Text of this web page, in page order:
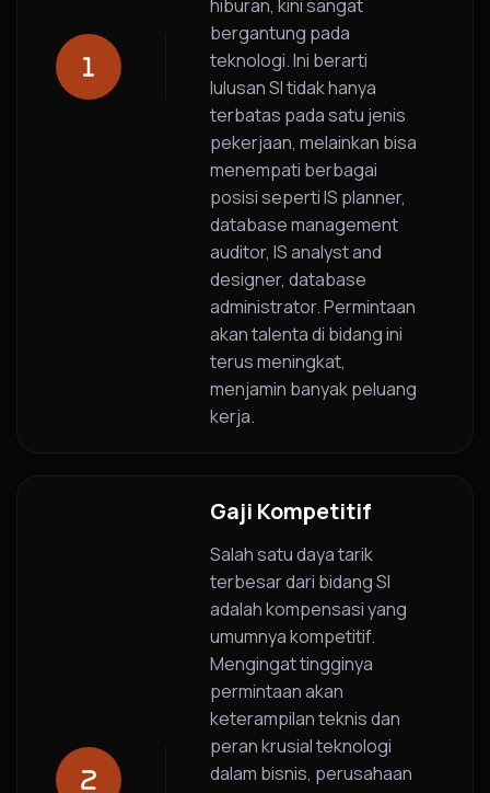
hiburan, kini sangat
bergantung pada
teknologi. Ini berarti
lulusan SI tidak hanya
terbatas pada satu jenis
pekerjaan, melainkan bisa
menempati berbagai
posisi seperti IS planner,
database management
auditor, IS analyst and
designer, database
administrator. Permintaan
akan talenta di bidang ini
terus meningkat,
menjamin banyak peluang
kerja.
Gaji Kompetitif
Salah satu daya tarik
terbesar dari bidang SI
adalah kompensasi yang
umumnya kompetitif.
Mengingat tingginya
permintaan akan
keterampilan teknis dan
peran krusial teknologi
dalam bisnis, perusahaan